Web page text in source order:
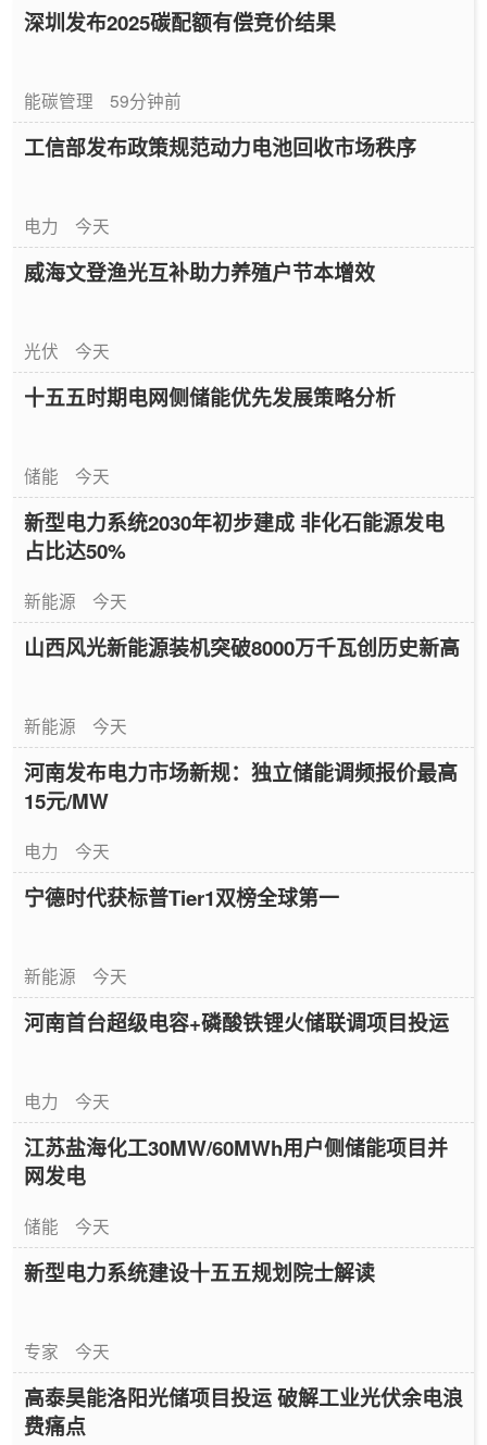
深圳发布2025碳配额有偿竞价结果
能碳管理 59分钟前
工信部发布政策规范动力电池回收市场秩序
电力 今天
威海文登渔光互补助力养殖户节本增效
光伏 今天
十五五时期电网侧储能优先发展策略分析
储能 今天
新型电力系统2030年初步建成 非化石能源发电
占比达50%
新能源 今天
山西风光新能源装机突破8000万千瓦创历史新高
新能源 今天
河南发布电力市场新规：独立储能调频报价最高
15元/MW
电力 今天
宁德时代获标普Tier1双榜全球第一
新能源 今天
河南首台超级电容+磷酸铁锂火储联调项目投运
电力 今天
江苏盐海化工30MW/60MWh用户侧储能项目并
网发电
储能 今天
新型电力系统建设十五五规划院士解读
专家 今天
高泰昊能洛阳光储项目投运 破解工业光伏余电浪
费痛点